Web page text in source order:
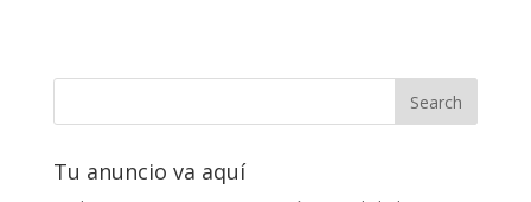
Tu anuncio va aquí